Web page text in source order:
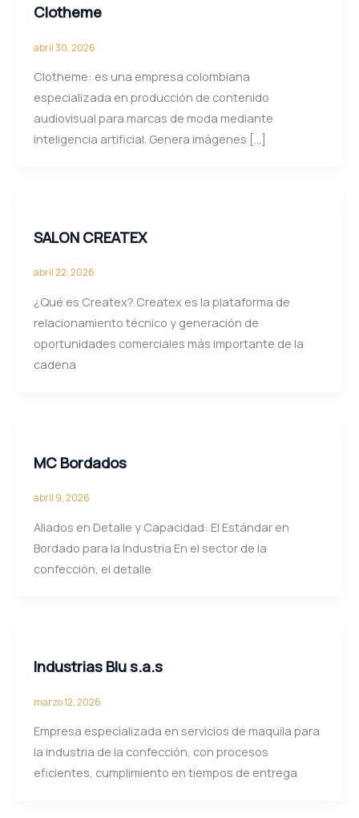
Clotheme
abril 30, 2026
Clotheme: es una empresa colombiana
especializada en producción de contenido
audiovisual para marcas de moda mediante
inteligencia artificial. Genera imágenes […]
SALON CREATEX
abril 22, 2026
¿Qué es Createx? Createx es la plataforma de
relacionamiento técnico y generación de
oportunidades comerciales más importante de la
cadena
MC Bordados
abril 9, 2026
Aliados en Detalle y Capacidad: El Estándar en
Bordado para la Industria En el sector de la
confección, el detalle
Industrias Blu s.a.s
marzo 12, 2026
Empresa especializada en servicios de maquila para
la industria de la confección, con procesos
eficientes, cumplimiento en tiempos de entrega